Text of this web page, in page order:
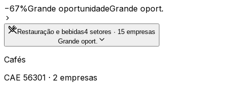
−67%Grande oportunidadeGrande oport.
Restauração e bebidas4 setores · 15 empresas
Grande oport.
Cafés
CAE 56301 · 2 empresas